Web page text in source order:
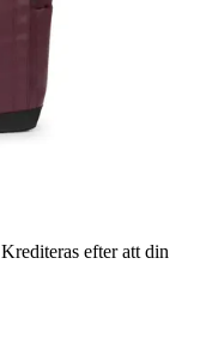
Krediteras efter att din